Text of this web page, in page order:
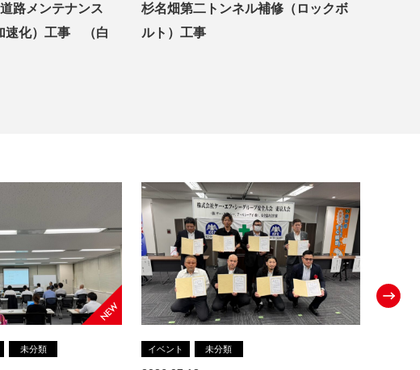
路メンテナンス
速化）工事 （白
杉名畑第二トンネル補修（ロックボ
ルト）工事
未分類 イベント 未分類